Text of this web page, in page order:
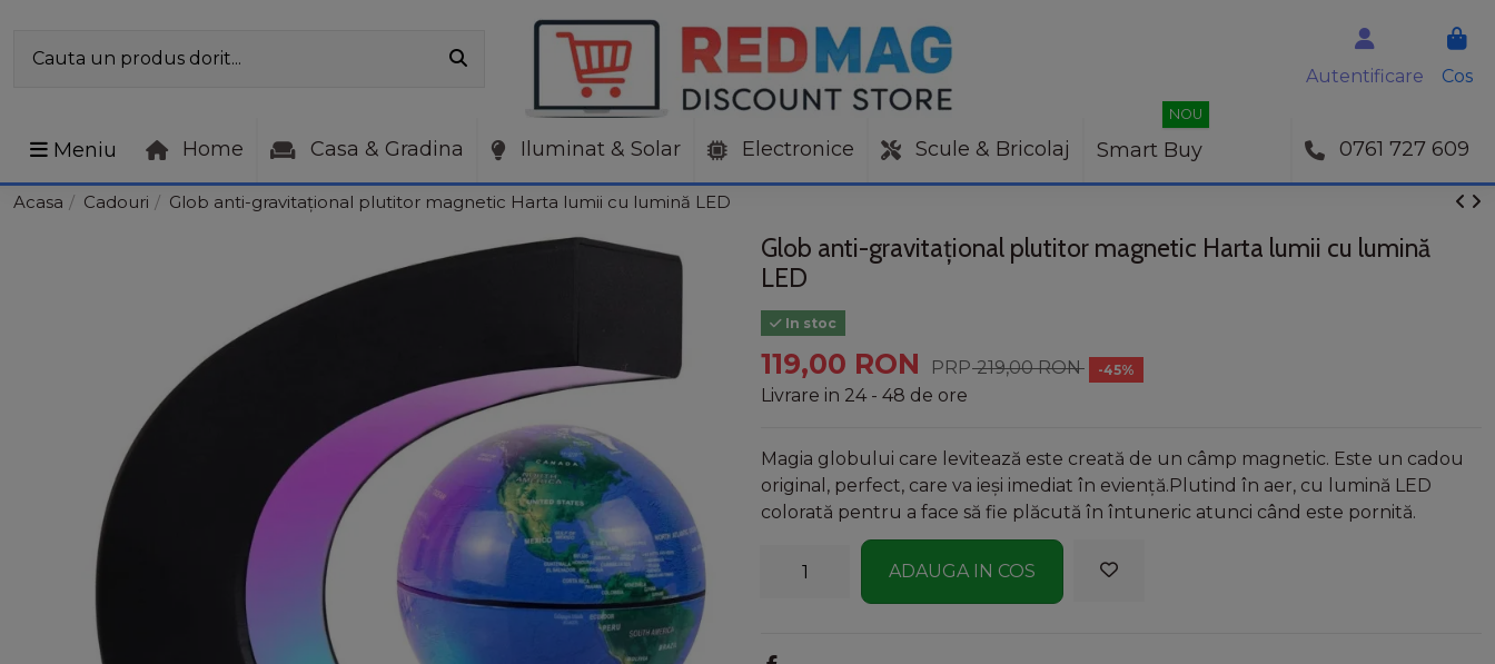
Autentificare Cos
Meniu Home Casa & Gradina Iluminat & Solar Electronice Scule & Bricolaj Smart Buy
NOU
0761 727 609
Acasa Cadouri Glob anti-gravitațional plutitor magnetic Harta lumii cu lumină LED
Glob anti-gravitațional plutitor magnetic Harta lumii cu lumină
LED
In stoc
119,00 RON 219,00 RON -45%
Livrare in 24 - 48 de ore
Magia globului care levitează este creată de un câmp magnetic. Este un cadou
original, perfect, care va ieși imediat în eviență.Plutind în aer, cu lumină LED
colorată pentru a face să fie plăcută în întuneric atunci când este pornită.
ADAUGA IN COS